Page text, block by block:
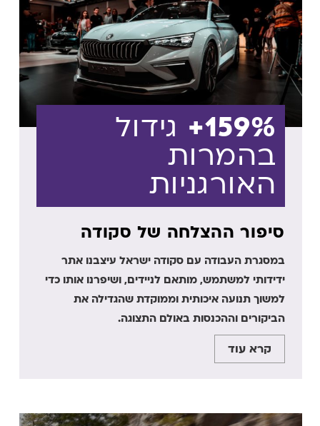
159%+ גידול
בהמרות
האורגניות
סיפור ההצלחה של סקודה
במסגרת העבודה עם סקודה ישראל עיצבנו אתר
ידידותי למשתמש, מותאם לניידים, ושיפרנו אותו כדי
למשוך תנועה איכותית וממוקדת שהגדילה את
הביקורים וההכנסות באולם התצוגה.
קרא עוד